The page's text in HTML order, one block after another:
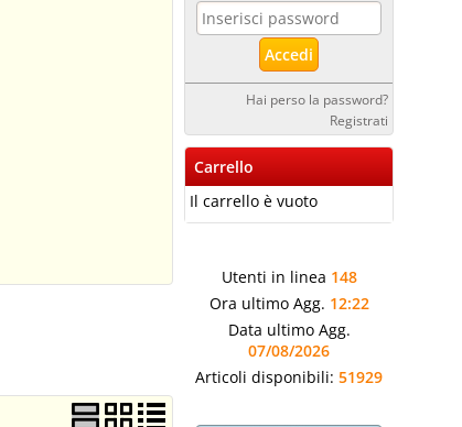
Hai perso la password?
Registrati
Carrello
Il carrello è vuoto
Utenti in linea 148
Ora ultimo Agg. 12:22
Data ultimo Agg.
07/08/2026
Articoli disponibili: 51929